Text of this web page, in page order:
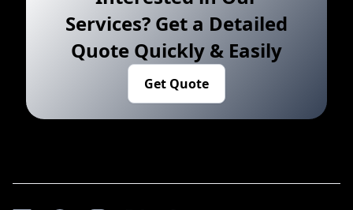
Services? Get a Detailed
Quote Quickly & Easily
Get Quote